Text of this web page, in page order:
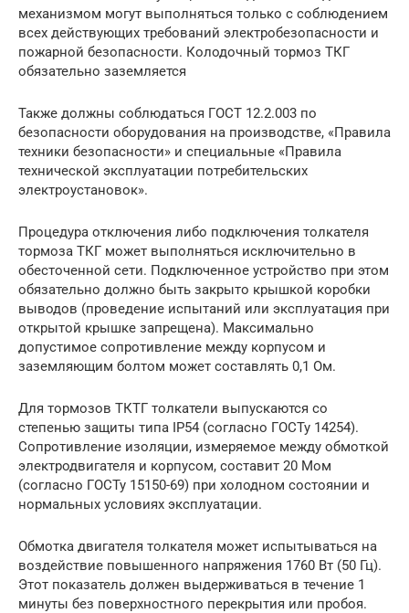
механизмом могут выполняться только с соблюдением
всех действующих требований электробезопасности и
пожарной безопасности. Колодочный тормоз ТКГ
обязательно заземляется
Также должны соблюдаться ГОСТ 12.2.003 по
безопасности оборудования на производстве, «Правила
техники безопасности» и специальные «Правила
технической эксплуатации потребительских
электроустановок».
Процедура отключения либо подключения толкателя
тормоза ТКГ может выполняться исключительно в
обесточенной сети. Подключенное устройство при этом
обязательно должно быть закрыто крышкой коробки
выводов (проведение испытаний или эксплуатация при
открытой крышке запрещена). Максимально
допустимое сопротивление между корпусом и
заземляющим болтом может составлять 0,1 Ом.
Для тормозов ТКТГ толкатели выпускаются со
степенью защиты типа IP54 (согласно ГОСТу 14254).
Сопротивление изоляции, измеряемое между обмоткой
электродвигателя и корпусом, составит 20 Мом
(согласно ГОСТу 15150-69) при холодном состоянии и
нормальных условиях эксплуатации.
Обмотка двигателя толкателя может испытываться на
воздействие повышенного напряжения 1760 Вт (50 Гц).
Этот показатель должен выдерживаться в течение 1
минуты без поверхностного перекрытия или пробоя.